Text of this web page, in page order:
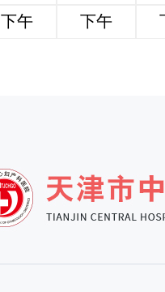
下午 下午